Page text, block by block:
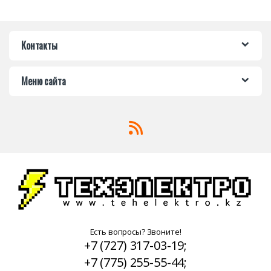
Контакты
Меню сайта
Есть вопросы? Звоните!
+7 (727) 317-03-19;
+7 (775) 255-55-44;